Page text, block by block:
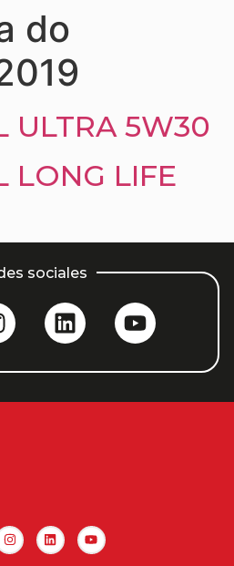
do
ULTRA 5W30
LONG LIFE
sociales